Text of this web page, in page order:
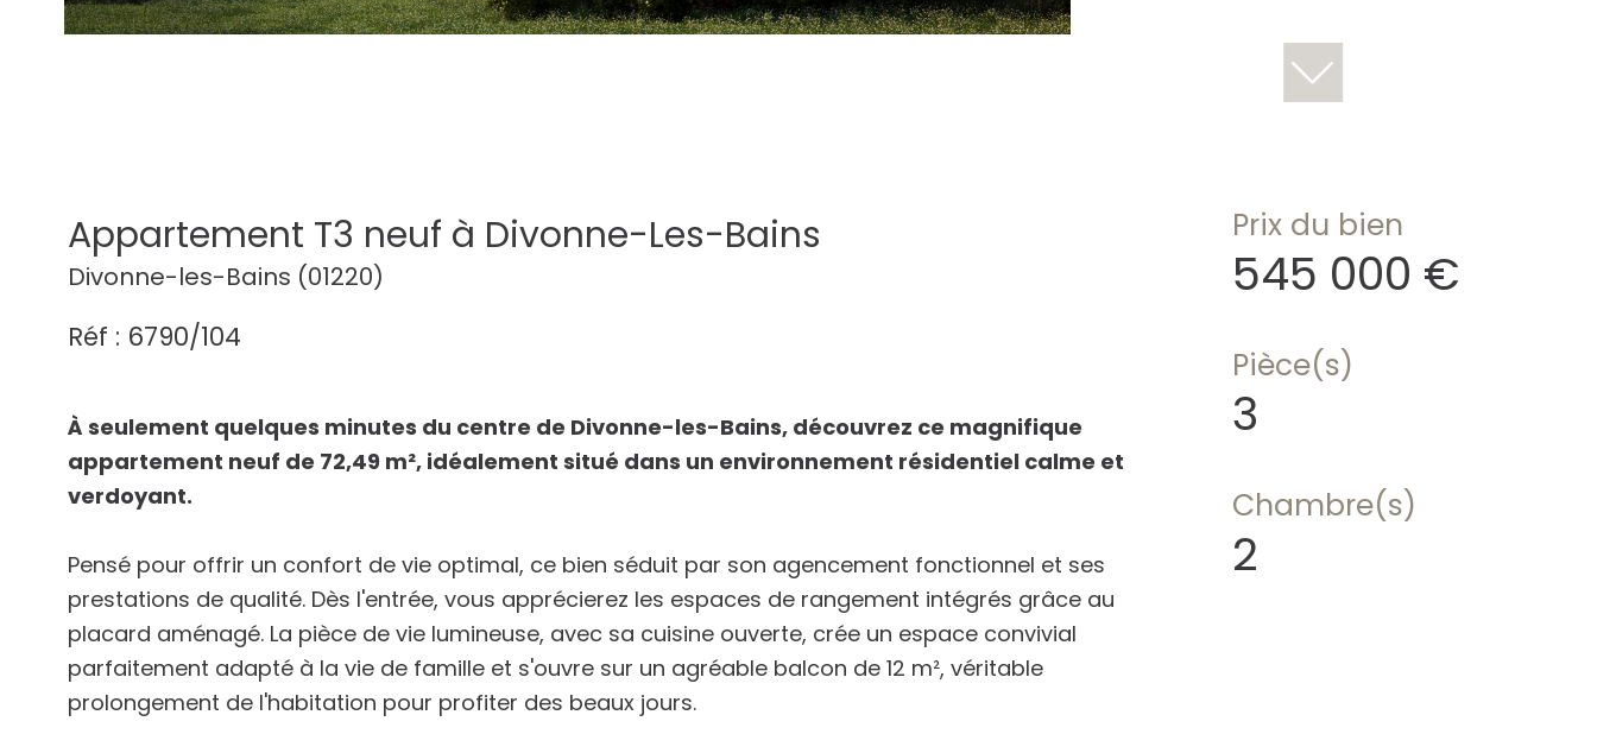
Appartement T3 neuf à Divonne-Les-Bains
Divonne-les-Bains (01220)
Réf : 6790/104
À seulement quelques minutes du centre de Divonne-les-Bains, découvrez ce magnifique
appartement neuf de 72,49 m², idéalement situé dans un environnement résidentiel calme et
verdoyant.
Pensé pour offrir un confort de vie optimal, ce bien séduit par son agencement fonctionnel et ses
prestations de qualité. Dès l'entrée, vous apprécierez les espaces de rangement intégrés grâce au
placard aménagé. La pièce de vie lumineuse, avec sa cuisine ouverte, crée un espace convivial
parfaitement adapté à la vie de famille et s'ouvre sur un agréable balcon de 12 m², véritable
prolongement de l'habitation pour profiter des beaux jours.
Prix du bien
545 000 €
Pièce(s)
3
Chambre(s)
2